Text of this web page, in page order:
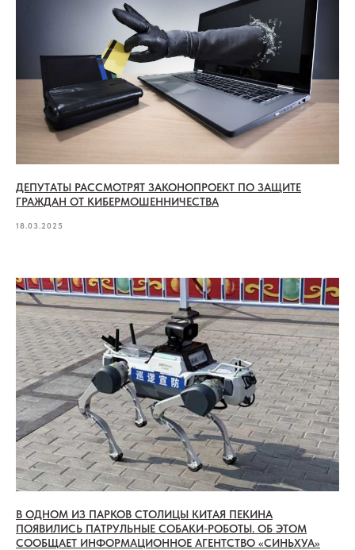
ДЕПУТАТЫ РАССМОТРЯТ ЗАКОНОПРОЕКТ ПО ЗАЩИТЕ
ГРАЖДАН ОТ КИБЕРМОШЕННИЧЕСТВА
18.03.2025
В ОДНОМ ИЗ ПАРКОВ СТОЛИЦЫ КИТАЯ ПЕКИНА
ПОЯВИЛИСЬ ПАТРУЛЬНЫЕ СОБАКИ-РОБОТЫ. ОБ ЭТОМ
СООБЩАЕТ ИНФОРМАЦИОННОЕ АГЕНТСТВО «СИНЬХУА»